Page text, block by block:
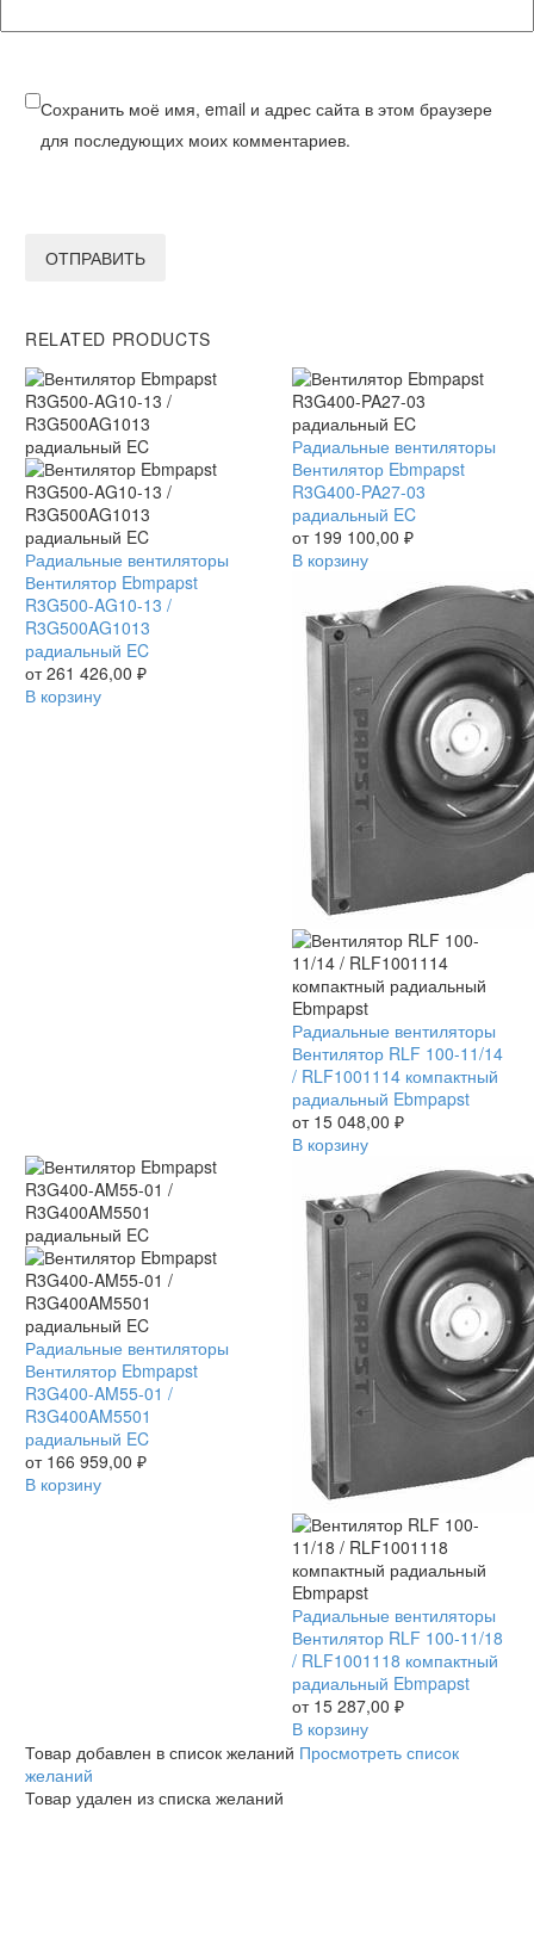
Сохранить моё имя, email и адрес сайта в этом браузере
для последующих моих комментариев.
ОТПРАВИТЬ
RELATED PRODUCTS
Вентилятор
Ebmpapst
R3G500-
AG10-
13
/
R3G500AG1013
Радиальные вентиляторы
Вентилятор Ebmpapst
R3G500-AG10-13 /
R3G500AG1013
радиальный EC
от261 426,00 ₽
В корзину
Вентилятор
Ebmpapst
R3G400-
PA27-
03
радиальный
Радиальные вентиляторы
Вентилятор Ebmpapst
R3G400-PA27-03
радиальный EC
от 199 100,00 ₽
В корзину
Вентилятор
RLF
100-
11/14
/
RLF1001114
радиальный
Ebmpapst
Радиальные вентиляторы
Вентилятор RLF 100-11/14
/ RLF1001114 компактный
радиальный Ebmpapst
от 15 048,00 ₽
В корзину
Вентилятор
Ebmpapst
R3G400-
AM55-
01
/
R3G400AM5501
Радиальные вентиляторы
Вентилятор Ebmpapst
R3G400-AM55-01 /
R3G400AM5501
радиальный EC
от 166 959,00 ₽
В корзину
Вентилятор
RLF
100-
11/18
/
RLF1001118
компактный
Радиальные вентиляторы
Вентилятор RLF 100-11/18
/ RLF1001118 компактный
радиальный Ebmpapst
от 15 287,00 ₽
В корзину
Товар добавлен в список желаний Просмотреть список
желаний
Товар удален из списка желаний